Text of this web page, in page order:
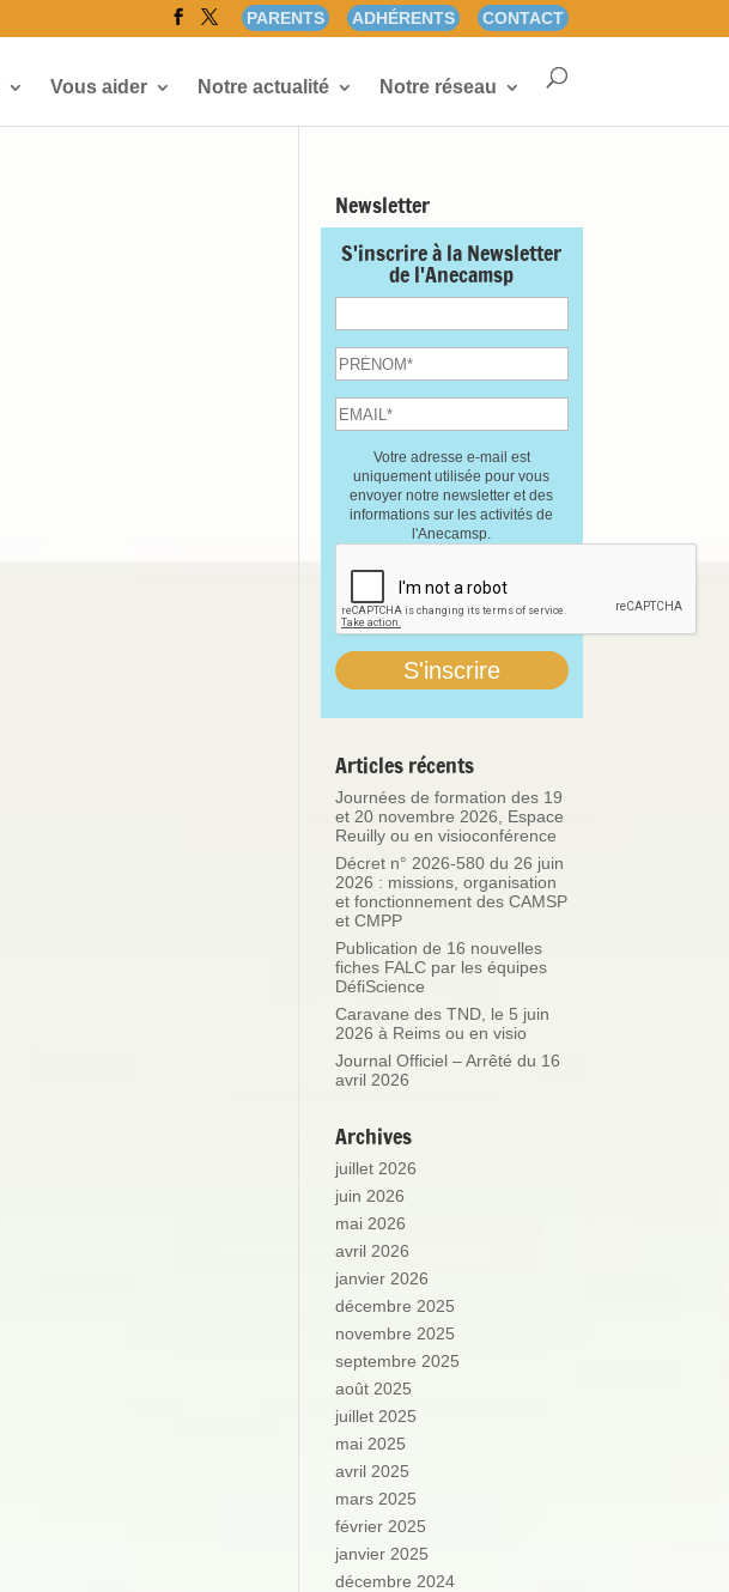
PARENTS ADHÉRENTS CONTACT
Vous aider Notre actualité Notre réseau
Newsletter
S'inscrire à la Newsletter
de l'Anecamsp
Votre adresse e-mail est
uniquement utilisée pour vous
envoyer notre newsletter et des
informations sur les activités de
l'Anecamsp.
Articles récents
Journées de formation des 19
et 20 novembre 2026, Espace
Reuilly ou en visioconférence
Décret n° 2026-580 du 26 juin
2026 : missions, organisation
et fonctionnement des CAMSP
et CMPP
Publication de 16 nouvelles
fiches FALC par les équipes
DéfiScience
Caravane des TND, le 5 juin
2026 à Reims ou en visio
Journal Officiel – Arrêté du 16
avril 2026
Archives
juillet 2026
juin 2026
mai 2026
avril 2026
janvier 2026
décembre 2025
novembre 2025
septembre 2025
août 2025
juillet 2025
mai 2025
avril 2025
mars 2025
février 2025
janvier 2025
décembre 2024